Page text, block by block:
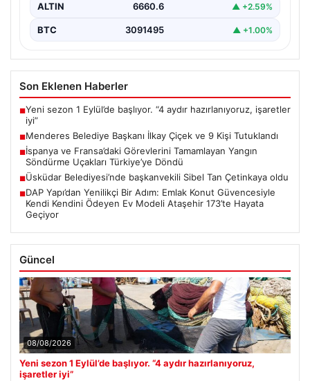
ALTIN 6660.6 ▲ +2.59%
BTC 3091495 ▲ +1.00%
Son Eklenen Haberler
■Yeni sezon 1 Eylül’de başlıyor. “4 aydır hazırlanıyoruz, işaretler
iyi”
■Menderes Belediye Başkanı İlkay Çiçek ve 9 Kişi Tutuklandı
■İspanya ve Fransa’daki Görevlerini Tamamlayan Yangın
Söndürme Uçakları Türkiye’ye Döndü
■Üsküdar Belediyesi’nde başkanvekili Sibel Tan Çetinkaya oldu
■DAP Yapı’dan Yenilikçi Bir Adım: Emlak Konut Güvencesiyle
Kendi Kendini Ödeyen Ev Modeli Ataşehir 173’te Hayata
Geçiyor
Güncel
08/08/2026
Yeni sezon 1 Eylül’de başlıyor. “4 aydır hazırlanıyoruz,
işaretler iyi”